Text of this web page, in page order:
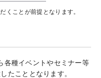
くことが前提となります。
各種イベントやセミナー等
たこととなります。